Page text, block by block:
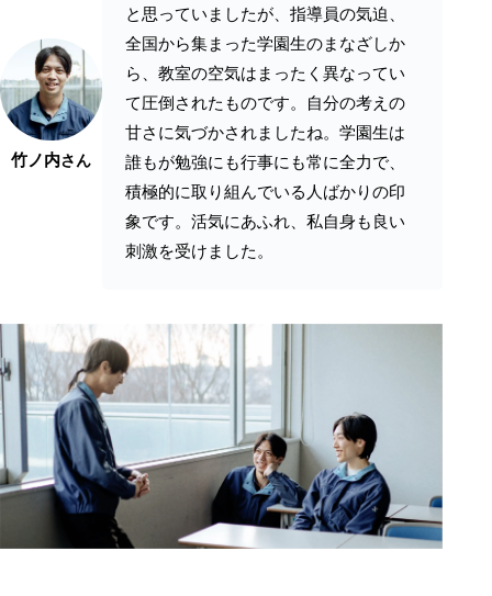
竹ノ内さん
と思っていましたが、指導員の気迫、
全国から集まった学園生のまなざしか
ら、教室の空気はまったく異なってい
て圧倒されたものです。自分の考えの
甘さに気づかされましたね。学園生は
誰もが勉強にも行事にも常に全力で、
積極的に取り組んでいる人ばかりの印
象です。活気にあふれ、私自身も良い
刺激を受けました。